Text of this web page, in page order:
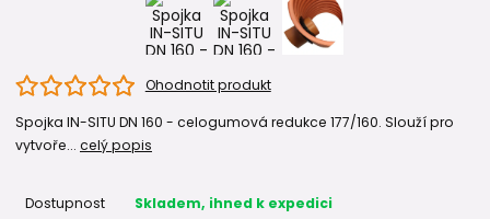
Ohodnotit produkt
Spojka IN-SITU DN 160 - celogumová redukce 177/160. Slouží pro
vytvoře... celý popis
Dostupnost Skladem, ihned k expedici